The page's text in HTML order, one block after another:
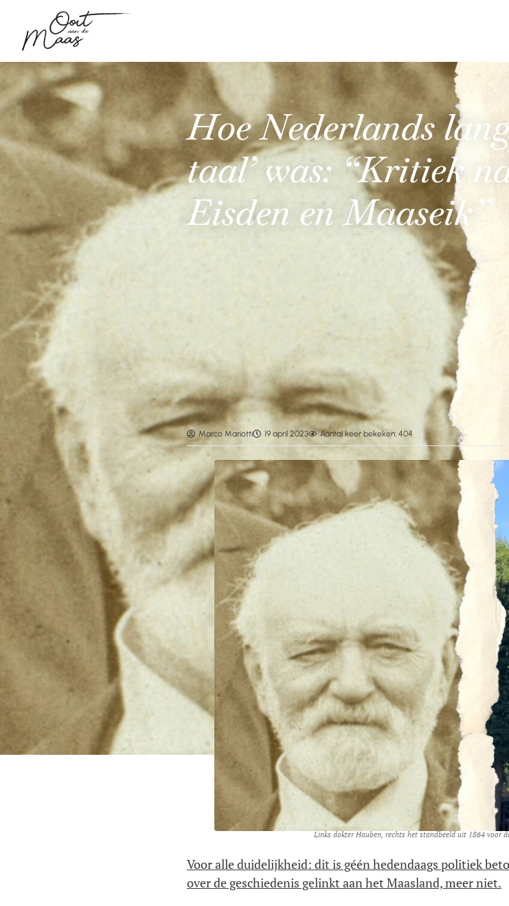
Hoe Nederlands
taal’ was: “Kritiek
Eisden en Maaseik”
Marco Mariotti 19 april 2023 Aantal keer bekeken: 404
Links dokter Hauben, rechts het standbeeld uit 1864 voor
Voor alle duidelijkheid: dit is géén hedendaags politiek
over de geschiedenis gelinkt aan het Maasland, meer niet.